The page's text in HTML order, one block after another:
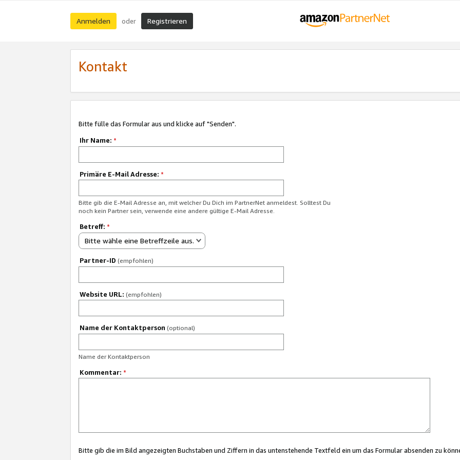
Anmelden oder Registrieren
Kontakt
Bitte fülle das Formular aus und klicke auf "Senden".
Ihr Name: *
Primäre E-Mail Adresse: *
Bitte gib die E-Mail Adresse an, mit welcher Du Dich im PartnerNet anmeldest. Solltest Du
noch kein Partner sein, verwende eine andere gültige E-Mail Adresse.
Betreff: *
Bitte wähle eine Betreffzeile aus.
Partner-ID (empfohlen)
Website URL: (empfohlen)
Name der Kontaktperson (optional)
Name der Kontaktperson
Kommentar: *
Bitte gib die im Bild angezeigten Buchstaben und Ziffern in das untenstehende Textfeld ein um das Formular absenden zu